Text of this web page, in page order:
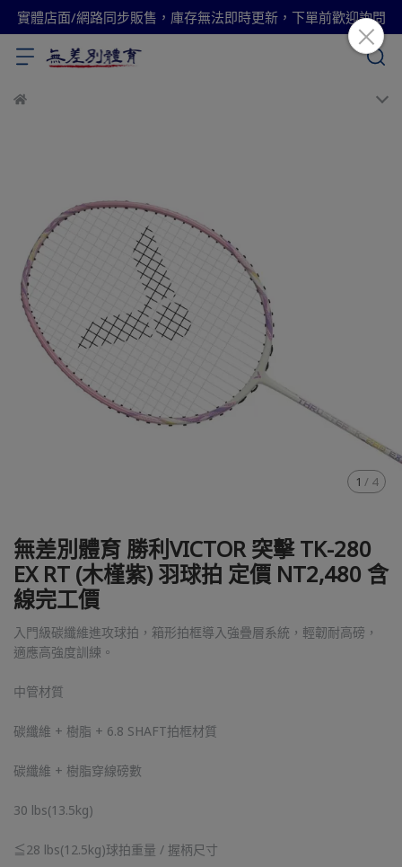
實體店面/網路同步販售，庫存無法即時更新，下單前歡迎詢問
1 / 4
無差別體育 勝利VICTOR 突擊 TK-280
EX RT (木槿紫) 羽球拍 定價 NT2,480 含
線完工價
入門級碳纖維進攻球拍，箱形拍框導入強疊層系統，輕韌耐高磅，
適應高強度訓練。
中管材質
碳纖維 + 樹脂 + 6.8 SHAFT拍框材質
碳纖維 + 樹脂穿線磅數
30 lbs(13.5kg)
≦28 lbs(12.5kg)球拍重量 / 握柄尺寸